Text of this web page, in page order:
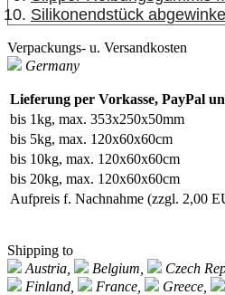
Silikonendstück
Verpackungs- u. Versandkosten
Germany
Lieferung per Vorkasse, PayPal
bis 1kg, max. 353x250x50mm
bis 5kg, max. 120x60x60cm
bis 10kg, max. 120x60x60cm
bis 20kg, max. 120x60x60cm
Aufpreis f. Nachnahme (zzgl. 2,00
Shipping to
Austria,
Belgium, Czech
Finland,
France, Greece,